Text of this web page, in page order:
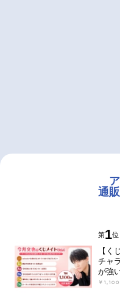
通
第1位
【く
チャ
が強
￥1,100